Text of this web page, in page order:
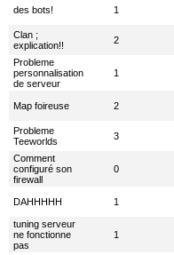
des bots! 1
Clan ;
explication!!
2
Probleme
personnalisation
de serveur
1
Map foireuse 2
Probleme
Teeworlds
3
Comment
configuré son
firewall
0
DAHHHHH 1
tuning serveur
ne fonctionne
pas
1